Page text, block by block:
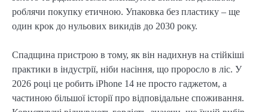
роблячи покупку етичною. Упаковка без пластику – ще
один крок до нульових викидів до 2030 року.
Спадщина пристрою в тому, як він надихнув на стійкіші
практики в індустрії, ніби насіння, що проросло в ліс. У
2026 році це робить iPhone 14 не просто гаджетом, а
частиною більшої історії про відповідальне споживання.